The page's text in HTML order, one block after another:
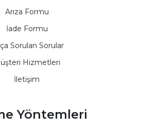
Arıza Formu
İade Formu
Sorulan Sorular
Hizmetleri
İletişim
Yöntemleri